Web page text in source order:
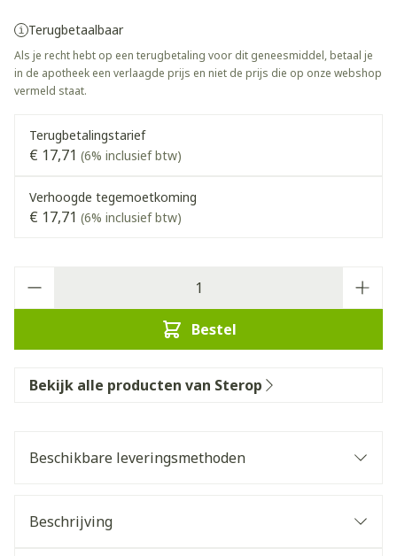
Terugbetaalbaar
Als je recht hebt op een terugbetaling voor dit geneesmiddel, betaal je
in de apotheek een verlaagde prijs en niet de prijs die op onze webshop
vermeld staat.
Terugbetalingstarief
€ 17,71 (6% inclusief btw)
Verhoogde tegemoetkoming
€ 17,71 (6% inclusief btw)
Bestel
Bekijk alle producten van Sterop
Beschikbare leveringsmethoden
Beschrijving